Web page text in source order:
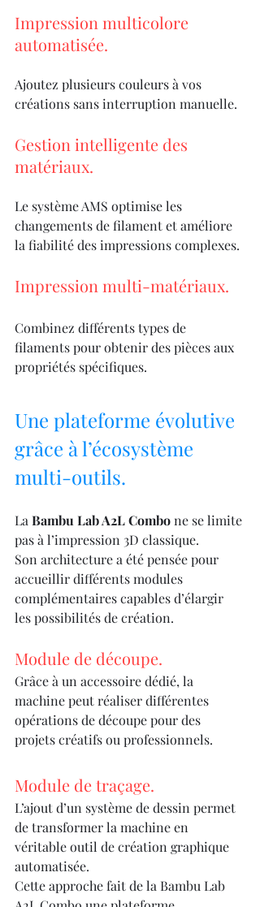
Impression multicolore
automatisée.
Ajoutez plusieurs couleurs à vos
créations sans interruption manuelle.
Gestion intelligente des
matériaux.
Le système AMS optimise les
changements de filament et améliore
la fiabilité des impressions complexes.
Impression multi-matériaux.
Combinez différents types de
filaments pour obtenir des pièces aux
propriétés spécifiques.
Une plateforme évolutive
grâce à l’écosystème
multi-outils.
La Bambu Lab A2L Combo ne se limite
pas à l’impression 3D classique.
Son architecture a été pensée pour
accueillir différents modules
complémentaires capables d’élargir
les possibilités de création.
Module de découpe.
Grâce à un accessoire dédié, la
machine peut réaliser différentes
opérations de découpe pour des
projets créatifs ou professionnels.
Module de traçage.
L’ajout d’un système de dessin permet
de transformer la machine en
véritable outil de création graphique
automatisée.
Cette approche fait de la Bambu Lab